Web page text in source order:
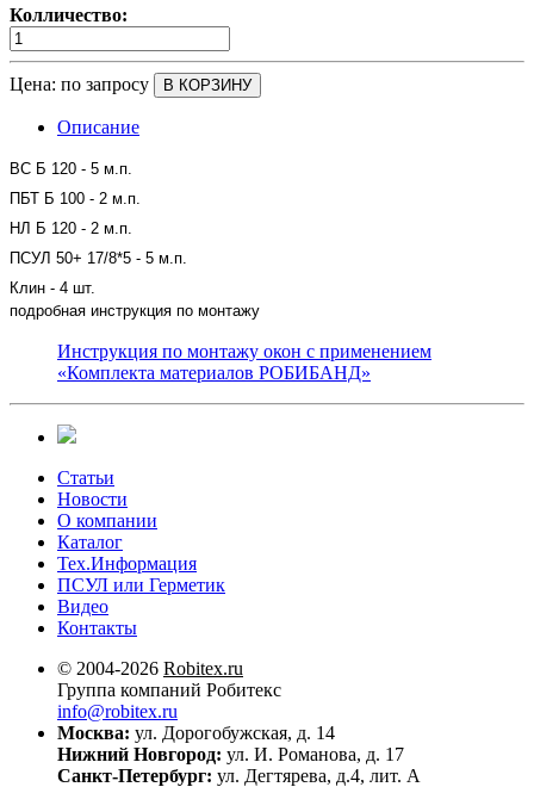
Колличество:
Цена: по запросу В КОРЗИНУ
Описание
ВС Б 120 - 5 м.п.
ПБТ Б 100 - 2 м.п.
НЛ Б 120 - 2 м.п.
ПСУЛ 50+ 17/8*5 - 5 м.п.
Клин - 4 шт.
подробная инструкция по монтажу
Инструкция по монтажу окон с применением
«Комплекта материалов РОБИБАНД»
Статьи
Новости
О компании
Каталог
Тех.Информация
ПСУЛ или Герметик
Видео
Контакты
© 2004-2026 Robitex.ru
Группа компаний Робитекс
info@robitex.ru
Москва: ул. Дорогобужская, д. 14
Нижний Новгород: ул. И. Романова, д. 17
Санкт-Петербург: ул. Дегтярева, д.4, лит. А